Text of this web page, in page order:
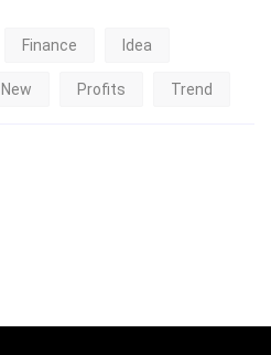
Finance Idea
New Profits Trend